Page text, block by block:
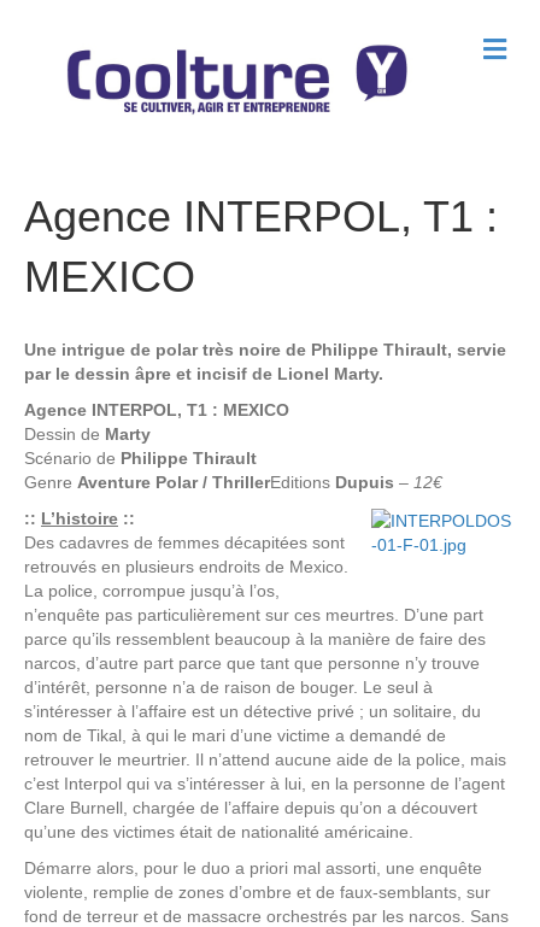
M
e
Agence INTERPOL, T1 :
MEXICO
Une intrigue de polar très noire de Philippe Thirault, servie
par le dessin âpre et incisif de Lionel Marty.
Agence INTERPOL, T1 : MEXICO
Dessin de Marty
Scénario de Philippe Thirault
Genre Aventure Polar / ThrillerEditions Dupuis – 12€
:: L’histoire ::
Des cadavres de femmes décapitées sont
retrouvés en plusieurs endroits de Mexico.
La police, corrompue jusqu’à l’os,
n’enquête pas particulièrement sur ces meurtres. D’une part
parce qu’ils ressemblent beaucoup à la manière de faire des
narcos, d’autre part parce que tant que personne n’y trouve
d’intérêt, personne n’a de raison de bouger. Le seul à
s’intéresser à l’affaire est un détective privé ; un solitaire, du
nom de Tikal, à qui le mari d’une victime a demandé de
retrouver le meurtrier. Il n’attend aucune aide de la police, mais
c’est Interpol qui va s’intéresser à lui, en la personne de l’agent
Clare Burnell, chargée de l’affaire depuis qu’on a découvert
qu’une des victimes était de nationalité américaine.
Démarre alors, pour le duo a priori mal assorti, une enquête
violente, remplie de zones d’ombre et de faux-semblants, sur
fond de terreur et de massacre orchestrés par les narcos. Sans